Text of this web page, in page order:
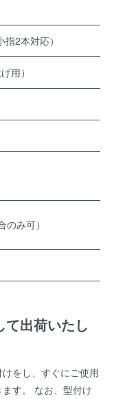
2本対応）
用）
み可）
て出荷いたし
をし、すぐにご使用
す。 なお、型付け